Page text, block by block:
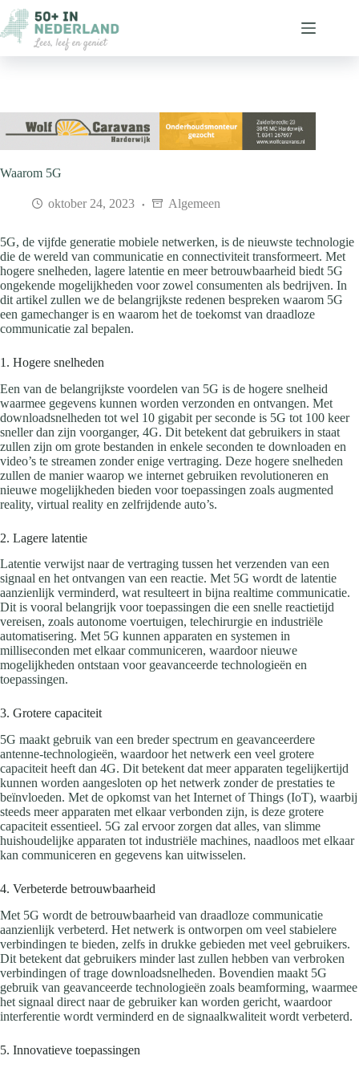
naar
de
inhoud
Waarom 5G
oktober 24, 2023 Algemeen
5G, de vijfde generatie mobiele netwerken, is de nieuwste technologie
die de wereld van communicatie en connectiviteit transformeert. Met
hogere snelheden, lagere latentie en meer betrouwbaarheid biedt 5G
ongekende mogelijkheden voor zowel consumenten als bedrijven. In
dit artikel zullen we de belangrijkste redenen bespreken waarom 5G
een gamechanger is en waarom het de toekomst van draadloze
communicatie zal bepalen.
1. Hogere snelheden
Een van de belangrijkste voordelen van 5G is de hogere snelheid
waarmee gegevens kunnen worden verzonden en ontvangen. Met
downloadsnelheden tot wel 10 gigabit per seconde is 5G tot 100 keer
sneller dan zijn voorganger, 4G. Dit betekent dat gebruikers in staat
zullen zijn om grote bestanden in enkele seconden te downloaden en
video’s te streamen zonder enige vertraging. Deze hogere snelheden
zullen de manier waarop we internet gebruiken revolutioneren en
nieuwe mogelijkheden bieden voor toepassingen zoals augmented
reality, virtual reality en zelfrijdende auto’s.
2. Lagere latentie
Latentie verwijst naar de vertraging tussen het verzenden van een
signaal en het ontvangen van een reactie. Met 5G wordt de latentie
aanzienlijk verminderd, wat resulteert in bijna realtime communicatie.
Dit is vooral belangrijk voor toepassingen die een snelle reactietijd
vereisen, zoals autonome voertuigen, telechirurgie en industriële
automatisering. Met 5G kunnen apparaten en systemen in
milliseconden met elkaar communiceren, waardoor nieuwe
mogelijkheden ontstaan voor geavanceerde technologieën en
toepassingen.
3. Grotere capaciteit
5G maakt gebruik van een breder spectrum en geavanceerdere
antenne-technologieën, waardoor het netwerk een veel grotere
capaciteit heeft dan 4G. Dit betekent dat meer apparaten tegelijkertijd
kunnen worden aangesloten op het netwerk zonder de prestaties te
beïnvloeden. Met de opkomst van het Internet of Things (IoT), waarbij
steeds meer apparaten met elkaar verbonden zijn, is deze grotere
capaciteit essentieel. 5G zal ervoor zorgen dat alles, van slimme
huishoudelijke apparaten tot industriële machines, naadloos met elkaar
kan communiceren en gegevens kan uitwisselen.
4. Verbeterde betrouwbaarheid
Met 5G wordt de betrouwbaarheid van draadloze communicatie
aanzienlijk verbeterd. Het netwerk is ontworpen om veel stabielere
verbindingen te bieden, zelfs in drukke gebieden met veel gebruikers.
Dit betekent dat gebruikers minder last zullen hebben van verbroken
verbindingen of trage downloadsnelheden. Bovendien maakt 5G
gebruik van geavanceerde technologieën zoals beamforming, waarmee
het signaal direct naar de gebruiker kan worden gericht, waardoor
interferentie wordt verminderd en de signaalkwaliteit wordt verbeterd.
5. Innovatieve toepassingen